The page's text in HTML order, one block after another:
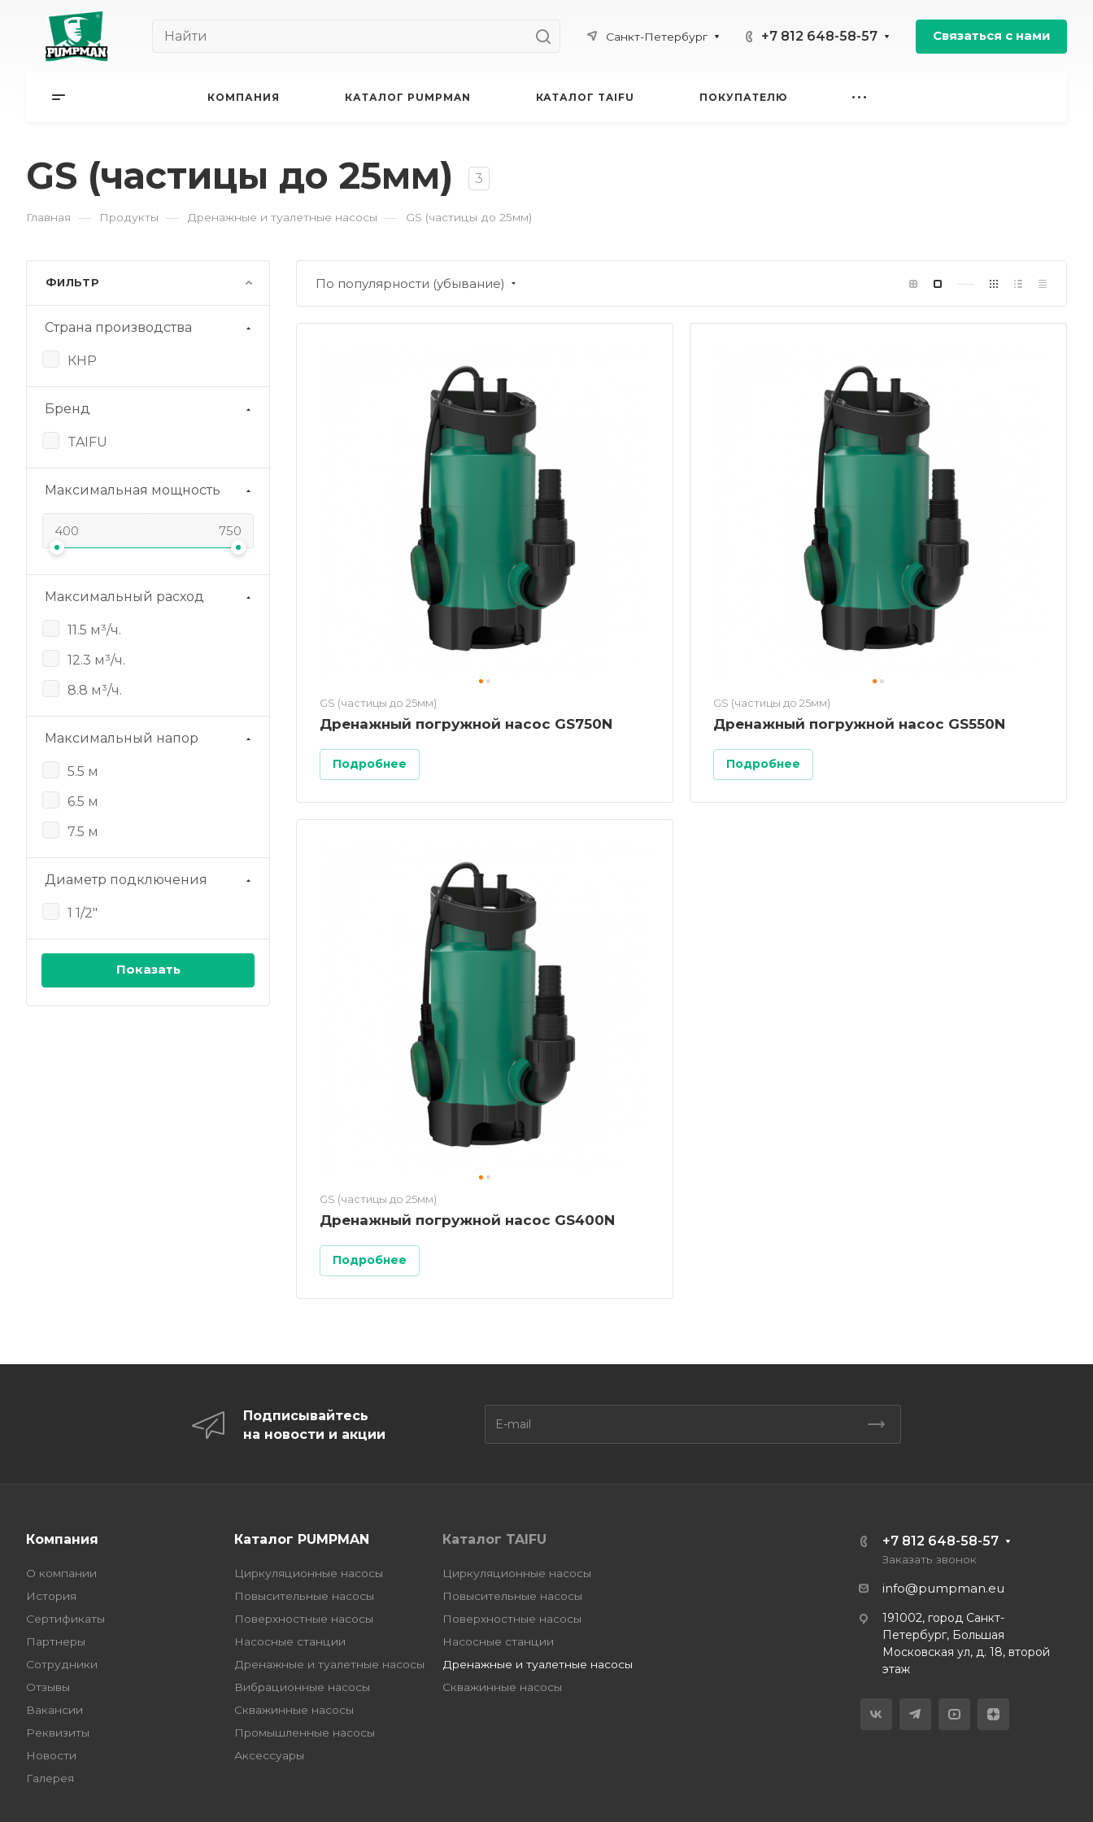
Санкт-Петербург +7 812 648-58-57 Связаться с нами
КОМПАНИЯ КАТАЛОГ PUMPMAN КАТАЛОГ TAIFU ПОКУПАТЕЛЮ
GS (частицы до 25мм) 3
Главная — Продукты — Дренажные и туалетные насосы — GS (частицы до 25мм)
По популярности (убывание)
GS (частицы до 25мм)
Дренажный погружной насос GS750N
Подробнее
GS (частицы до 25мм)
Дренажный погружной насос GS550N
Подробнее
GS (частицы до 25мм)
Дренажный погружной насос GS400N
Подробнее
ФИЛЬТР
Страна производства
КНР
Бренд
TAIFU
Максимальная мощность
Максимальный расход
11.5 м³/ч.
12.3 м³/ч.
8.8 м³/ч.
Максимальный напор
5.5 м
6.5 м
7.5 м
Диаметр подключения
1 1/2"
Подписывайтесь
на новости и акции
Компания
О компании
История
Сертификаты
Партнеры
Сотрудники
Отзывы
Вакансии
Реквизиты
Новости
Галерея
Каталог PUMPMAN
Циркуляционные насосы
Повысительные насосы
Поверхностные насосы
Насосные станции
Дренажные и туалетные насосы
Вибрационные насосы
Скважинные насосы
Промышленные насосы
Аксессуары
Каталог TAIFU
Циркуляционные насосы
Повысительные насосы
Поверхностные насосы
Насосные станции
Дренажные и туалетные насосы
Скважинные насосы
+7 812 648-58-57
Заказать звонок
info@pumpman.eu
191002, город Санкт-
Петербург, Большая
Московская ул, д. 18, второй
этаж